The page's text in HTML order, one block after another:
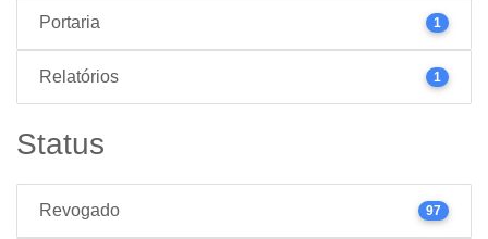
Portaria 1
Relatórios 1
Status
Revogado 97